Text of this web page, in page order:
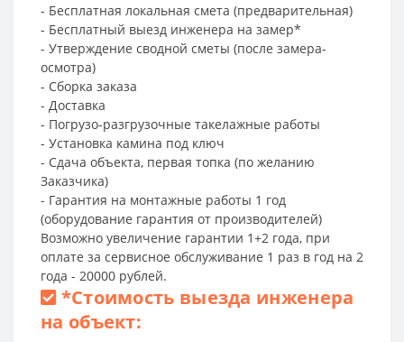
- Бесплатная локальная смета (предварительная)
- Бесплатный выезд инженера на замер*
- Утверждение сводной сметы (после замера-
осмотра)
- Сборка заказа
- Доставка
- Погрузо-разгрузочные такелажные работы
- Установка камина под ключ
- Сдача объекта, первая топка (по желанию
Заказчика)
- Гарантия на монтажные работы 1 год
(оборудование гарантия от производителей)
Возможно увеличение гарантии 1+2 года, при
оплате за сервисное обслуживание 1 раз в год на 2
года - 20000 рублей.
*Стоимость выезда инженера
на объект: